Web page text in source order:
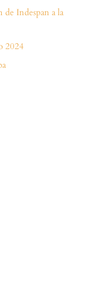
de Indespan a la
2024